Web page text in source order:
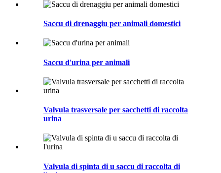
Saccu di drenaggiu per animali domestici
Saccu d'urina per animali
Valvula trasversale per sacchetti di raccolta
urina
Valvula di spinta di u saccu di raccolta di